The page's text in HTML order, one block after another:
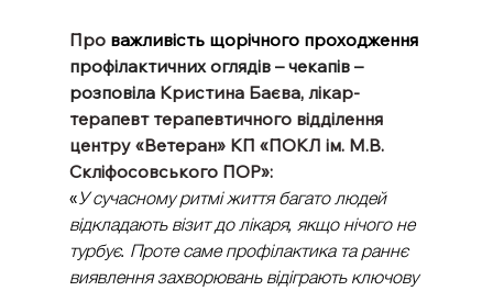
Про важливість щорічного проходження
профілактичних оглядів – чекапів –
розповіла Кристина Баєва, лікар-
терапевт терапевтичного відділення
центру «Ветеран» КП «ПОКЛ ім. М.В.
Скліфосовського ПОР»:
«У сучасному ритмі життя багато людей
відкладають візит до лікаря, якщо нічого не
турбує. Проте саме профілактика та раннє
виявлення захворювань відіграють ключову